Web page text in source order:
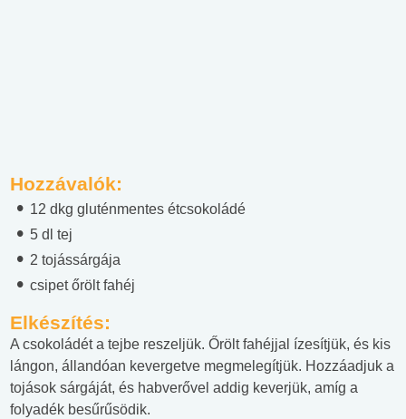
Hozzávalók:
12 dkg gluténmentes étcsokoládé
5 dl tej
2 tojássárgája
csipet őrölt fahéj
Elkészítés:
A csokoládét a tejbe reszeljük. Őrölt fahéjjal ízesítjük, és kis
lángon, állandóan kevergetve megmelegítjük. Hozzáadjuk a
tojások sárgáját, és habverővel addig keverjük, amíg a
folyadék besűrűsödik.